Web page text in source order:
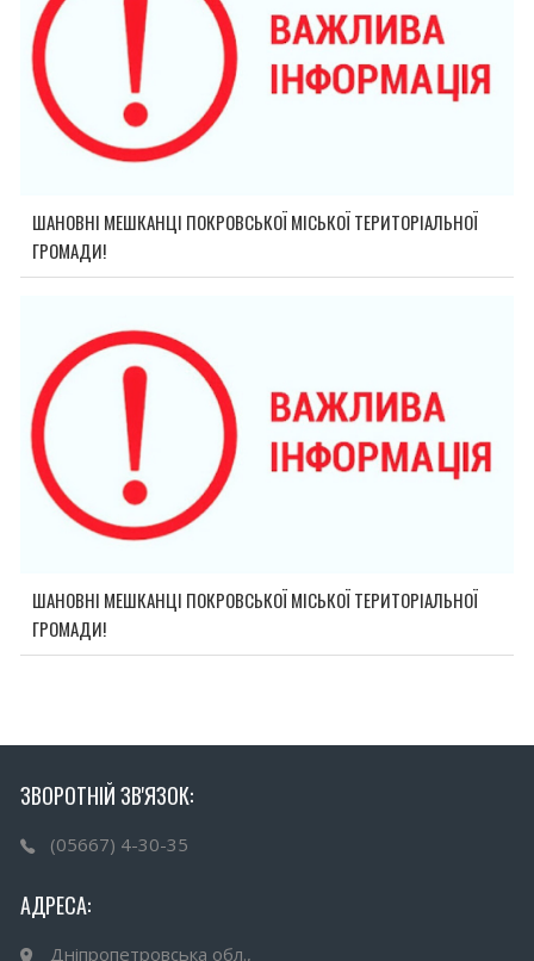
ШАНОВНІ МЕШКАНЦІ ПОКРОВСЬКОЇ МІСЬКОЇ ТЕРИТОРІАЛЬНОЇ
ГРОМАДИ!
ШАНОВНІ МЕШКАНЦІ ПОКРОВСЬКОЇ МІСЬКОЇ ТЕРИТОРІАЛЬНОЇ
ГРОМАДИ!
ЗВОРОТНІЙ ЗВ'ЯЗОК:
(05667) 4-30-35
АДРЕСА:
Дніпропетровська обл.,